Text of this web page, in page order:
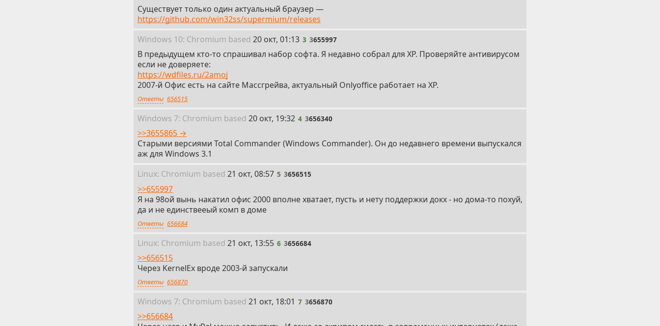
Существует только один актуальный браузер —
https://github.com/win32ss/supermium/releases
Windows 10: Chromium based 3
20 окт, 01:13 3 3655997
В предыдущем кто-то спрашивал набор софта. Я недавно собрал для XP. Проверяйте антивирусом
если не доверяете:
https://wdfiles.ru/2amoj
2007-й Офис есть на сайте Массгрейва, актуальный Onlyoffice работает на XP.
Ответы 656515
Windows 7: Chromium based 4
20 окт, 19:32 4 3656340
>>3655865 →
Старыми версиями Total Commander (Windows Commander). Он до недавнего времени выпускался
аж для Windows 3.1
Linux: Chromium based 5
21 окт, 08:57 5 3656515
>>655997
Я на 98ой вынь накатил офис 2000 вполне хватает, пусть и нету поддержки докх - но дома-то похуй,
да и не единствееый комп в доме
Ответы 656684
Linux: Chromium based 6
21 окт, 13:55 6 3656684
>>656515
Через KernelEx вроде 2003-й запускали
Ответы 656870
Windows 7: Chromium based 7
21 окт, 18:01 7 3656870
>>656684